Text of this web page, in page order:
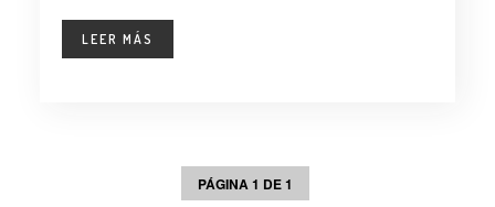
LEER MÁS
PÁGINA 1 DE 1